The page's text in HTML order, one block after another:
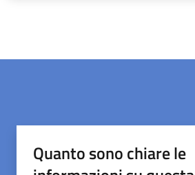
Quanto sono chiare le